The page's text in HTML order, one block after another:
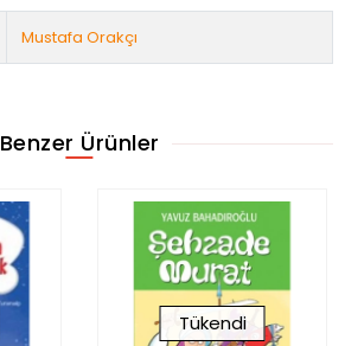
Mustafa Orakçı
Benzer Ürünler
Tükendi